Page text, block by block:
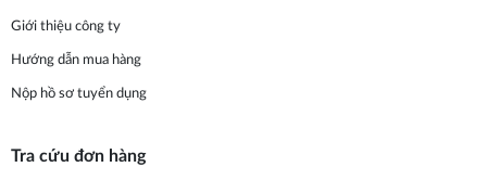
Giới thiệu công ty
Hướng dẫn mua hàng
Nộp hồ sơ tuyển dụng
Tra cứu đơn hàng